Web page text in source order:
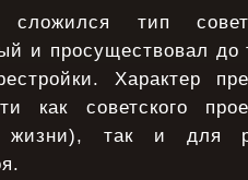
тип
и просуществовал
Характер
как советского
жизни), так и для